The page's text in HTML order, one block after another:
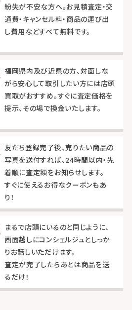
紛失が不安な方へ。お見積査定・交
通費・キャンセル料・商品の運び出
し費用などすべて無料です。
福岡県内及び近県の方、対面しな
がら安心して取引したい方には店頭
買取がおすすめ。すぐに査定価格を
提示、その場で換金いたします。
友だち登録完了後、売りたい商品の
写真を送付すれば、24時間以内・先
着順に査定額をお知らせします。
すぐに使えるお得なクーポンもあ
り！
まるで店頭にいるのと同じように、
画面越しにコンシェルジュとしっか
りお話しいただけます。
査定が完了したらあとは商品を送
るだけ！